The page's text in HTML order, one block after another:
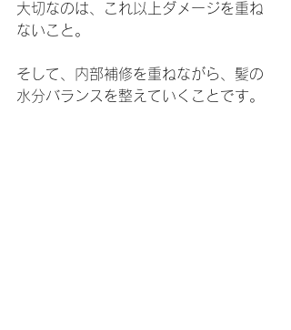
大切なのは、これ以上ダメージを重ね
ないこと。
そして、内部補修を重ねながら、髪の
水分バランスを整えていくことです。